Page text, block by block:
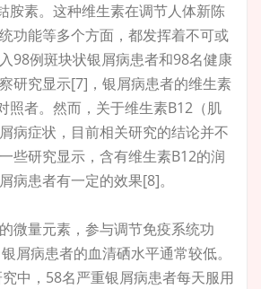
胺素。这种维生素在调节人体新陈
功能等多个方面，都发挥着不可或
98例斑块状银屑病患者和98名健康
研究显示[7]，银屑病患者的维生素
照者。然而，关于维生素B12（肌
病症状，目前相关研究的结论并不
些研究显示，含有维生素B12的润
病患者有一定的效果[8]。
微量元素，参与调节免疫系统功
屑病患者的血清硒水平通常较低。
中，58名严重银屑病患者每天服用